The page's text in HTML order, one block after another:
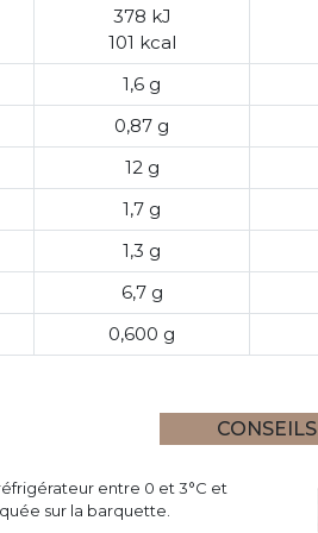
378 kJ
101 kcal
1,6 g
0,87 g
12 g
1,7 g
1,3 g
6,7 g
0,600 g
CONSEILS
entre 0 et 3°C et
sur la barquette.